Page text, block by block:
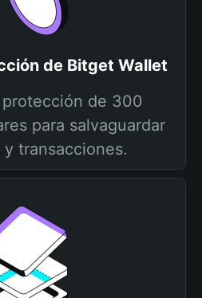
de Bitget Wallet
de 300
para salvaguardar
transacciones.